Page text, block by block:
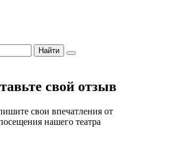
Найти
свой отзыв
свои впечатления от
нашего театра